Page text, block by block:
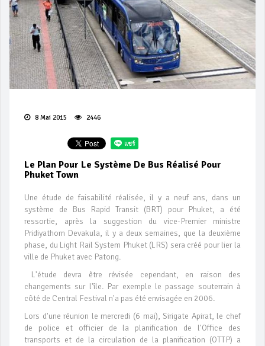
8 Mai 2015 2446
Le Plan Pour Le Système De Bus Réalisé Pour
Phuket Town
Une étude de faisabilité réalisée, il y a neuf ans, dans un
système de Bus Rapid Transit (BRT) pour Phuket, a été
ressortie, après la suggestion du vice-Premier ministre
Pridiyathorn Devakula, il y a deux semaines, que la deuxième
phase, du Light Rail System Phuket (LRS) sera créé pour lier la
ville de Phuket avec Patong.
L'étude devra être révisée cependant, en raison des
changements sur l'île. Par exemple le passage souterrain à
côté de Central Festival n'a pas été envisagée en 2006.
Lors d'une réunion le mercredi (6 mai), Sirigate Apirat, le chef
de police et officier de la planification de l'Office des
transports et de la circulation de la planification (OTTP) a